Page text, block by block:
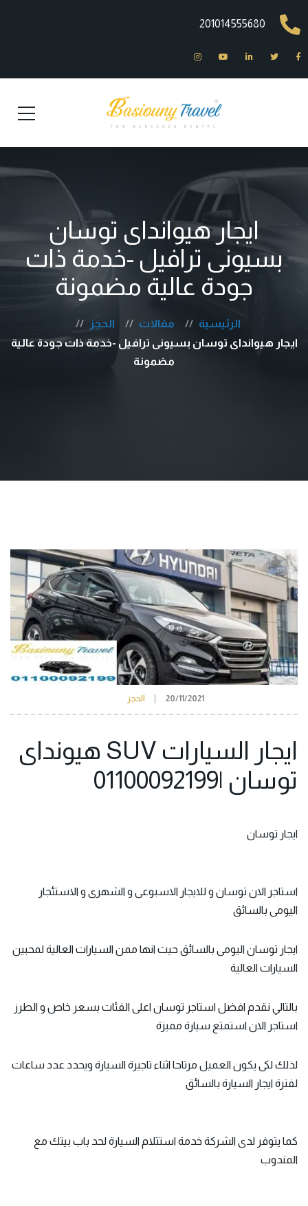
201014555680
ايجار هيوانداى توسان
بسيونى ترافيل -خدمة ذات
جودة عالية مضمونة
الرئيسية مقالات
الحجز
ايجار هيوانداى توسان بسيونى ترافيل -خدمة ذات جودة عالية
مضمونة
20/11/2021 الحجز
ايجار السيارات
SUV هيونداى
توسان |01100092199
ايجار توسان
استاجر الان توسان و للايجار الاسبوعى و الشهرى و الاستئجار
اليومى بالسائق
ايجار توسان اليومى بالسائق حيث انها ممن السيارات العالية لمحبين
السيارات العالية
بالتالي نقدم افضل استاجر توسان اعلى الفئات بسعر خاص و الطرز
استاجر الان استمتع سيارة مميزة
لذلك لكى يكون العميل مرتاحا اثناء تاجيرة السيارة ويحدد عدد ساعات
لفترة ايجار السيارة بالسائق
كما يتوفر لدى الشركة خدمة استتلام السيارة لحد باب بيتك مع
المندوب